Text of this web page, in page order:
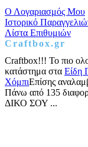
Ο Λογαριασμός Μου
Ιστορικό
Λίστα Επιθυμιών
Craftbox.gr
Craftbox!!! Το πιο
κατάστημα στα Είδη
ΧόμπιΕπίσης
Πάνω από 135
ΔΙΚΟ ΣΟΥ ...